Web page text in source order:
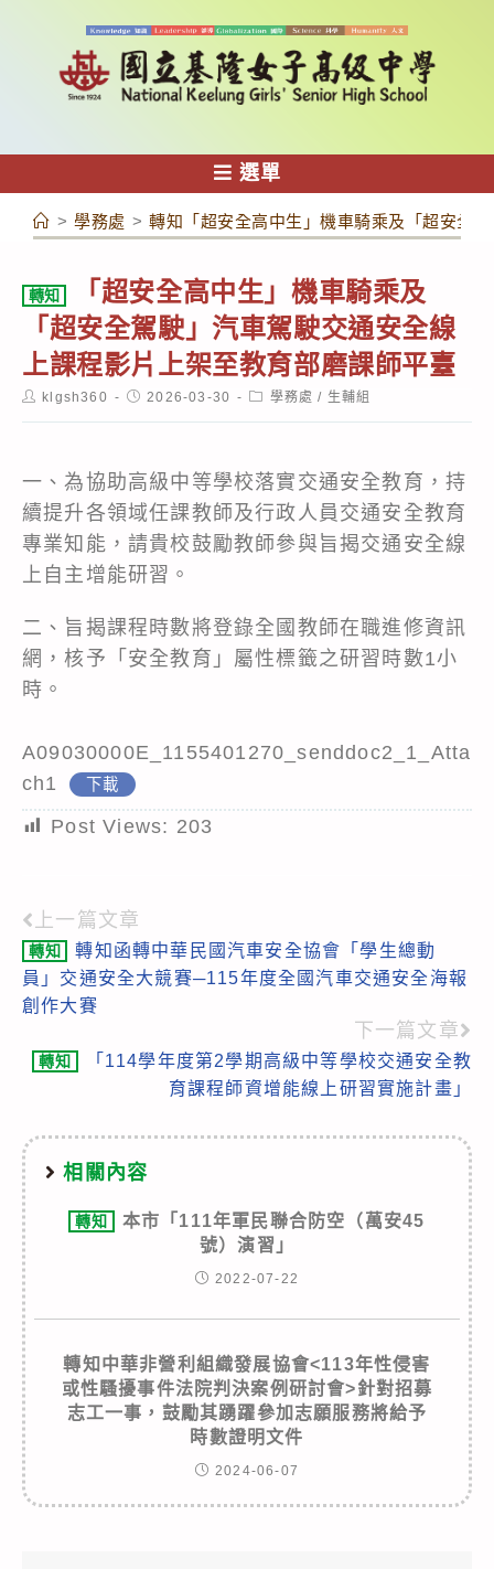
容
選單
> 學務處 > 轉知「超安全高中生」機車騎乘及「超安全
轉知
「超安全高中生」機車騎乘及
「超安全駕駛」汽車駕駛交通安全線
上課程影片上架至教育部磨課師平臺
Postklgsh360
Post2026-03-30
Post學務處 / 生輔組
一、為協助高級中等學校落實交通安全教育，持
續提升各領域任課教師及行政人員交通安全教育
專業知能，請貴校鼓勵教師參與旨揭交通安全線
上自主增能研習。
二、旨揭課程時數將登錄全國教師在職進修資訊
網，核予「安全教育」屬性標籤之研習時數1小
時。
A09030000E_1155401270_senddoc2_1_Atta
ch1
下載
Post Views: 203
Read
more
articles
上一篇文章
轉知
轉知函轉中華民國汽車安全協會「學生總動
員」交通安全大競賽─115年度全國汽車交通安全海報
創作大賽
下一篇文章
轉知
「114學年度第2學期高級中等學校交通安全教
育課程師資增能線上研習實施計畫」
相關內容
轉知
本市「111年軍民聯合防空（萬安45
號）演習」
2022-07-22
轉知中華非營利組織發展協會<113年性侵害
或性騷擾事件法院判決案例研討會>針對招募
志工一事，鼓勵其踴躍參加志願服務將給予
時數證明文件
2024-06-07